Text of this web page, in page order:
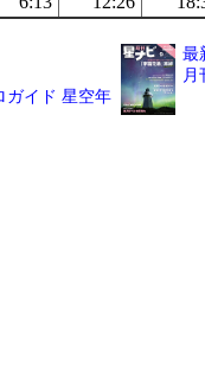
ガイド 星空年
最
月